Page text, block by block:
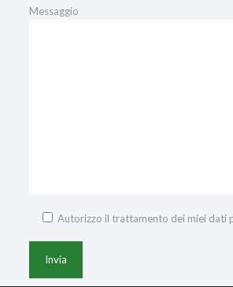
Messaggio
Autorizzo il trattamento dei miei dati